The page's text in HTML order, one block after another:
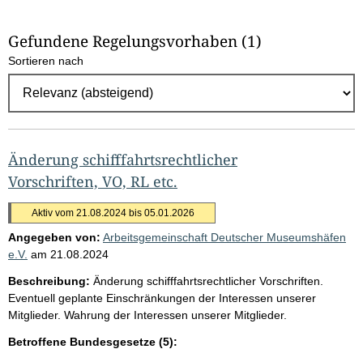
l
E
g
e
b
n
i
s
s
e
p
r
o
Gefundene Regelungsvorhaben (1)
Sortieren nach
Änderung schifffahrtsrechtlicher
Vorschriften, VO, RL etc.
Aktiv vom 21.08.2024 bis 05.01.2026
Angegeben von: Arbeitsgemeinschaft Deutscher Museumshäfen
e.V. am 21.08.2024
Beschreibung: Änderung schifffahrtsrechtlicher Vorschriften.
Eventuell geplante Einschränkungen der Interessen unserer
Mitglieder. Wahrung der Interessen unserer Mitglieder.
Betroffene Bundesgesetze (5):